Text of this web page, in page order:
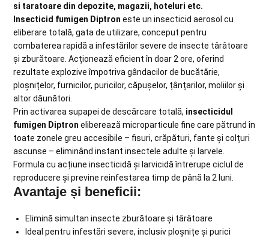
si taratoare din depozite, magazii, hoteluri etc.
Insecticid fumigen Diptron este un insecticid aerosol cu
eliberare totală, gata de utilizare, conceput pentru
combaterea rapidă a infestărilor severe de insecte târâtoare
și zburătoare. Acționează eficient în doar 2 ore, oferind
rezultate explozive împotriva gândacilor de bucătărie,
ploșnițelor, furnicilor, puricilor, căpușelor, țânțarilor, moliilor și
altor dăunători.
Prin activarea supapei de descărcare totală, insecticidul
fumigen Diptron eliberează microparticule fine care pătrund în
toate zonele greu accesibile – fisuri, crăpături, fante și colțuri
ascunse – eliminând instant insectele adulte și larvele.
Formula cu acțiune insecticidă și larvicidă întrerupe ciclul de
reproducere și previne reinfestarea timp de până la 2 luni.
Avantaje și beneficii:
Elimină simultan insecte zburătoare și târâtoare
Ideal pentru infestări severe, inclusiv ploșnițe și purici